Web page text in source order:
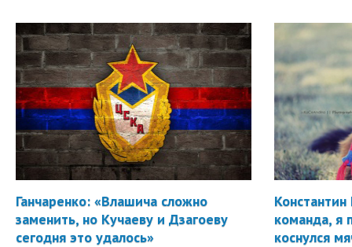
Ганчаренко: «Влашича сложно
заменить, но Кучаеву и Дзагоеву
сегодня это удалось»
Константин
команда, я
коснулся